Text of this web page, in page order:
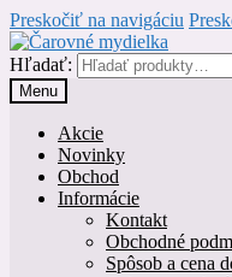
Preskočiť na navigáciu
Hľadať:
Menu
Akcie
Novinky
Obchod
Informácie
Kontakt
Obchodné
Spôsob a cena